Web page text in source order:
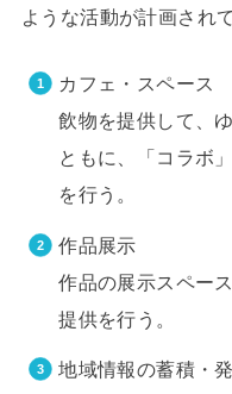
ような活動が計画され
カフェ・スペース
飲物を提供して、
ともに、「コラボ
を行う。
作品展示
作品の展示スペー
提供を行う。
地域情報の蓄積・